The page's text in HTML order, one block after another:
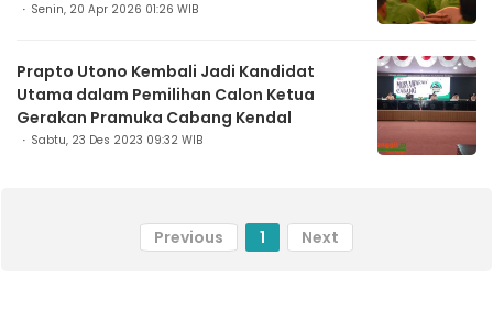
Senin, 20 Apr 2026 01:26 WIB
Prapto Utono Kembali Jadi Kandidat
Utama dalam Pemilihan Calon Ketua
Gerakan Pramuka Cabang Kendal
Sabtu, 23 Des 2023 09:32 WIB
Previous 1 Next